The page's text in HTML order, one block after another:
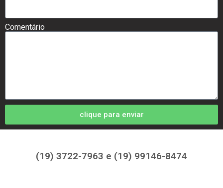
Comentário
clique para enviar
(19) 3722-7963 e (19) 99146-8474